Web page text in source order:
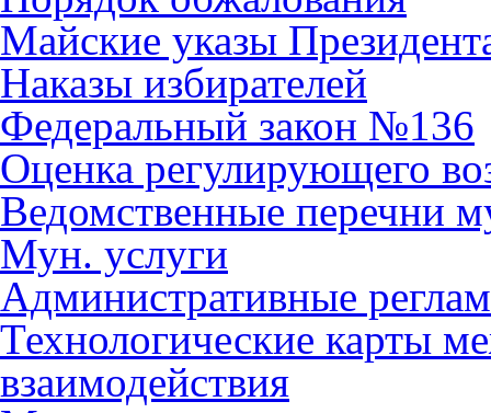
Майские указы
Наказы избирателей
Федеральный закон №136
Оценка регулирующего
Ведомственные перечни
Мун. услуги
Административные
Технологические карты
взаимодействия